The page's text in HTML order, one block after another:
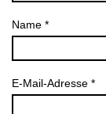
Name *
E-Mail-Adresse *